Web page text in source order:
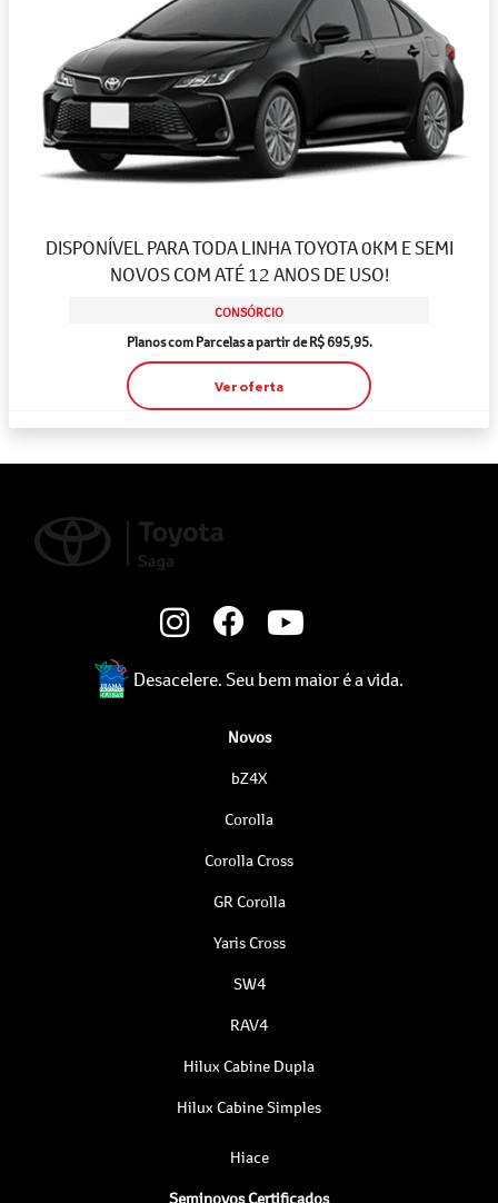
DISPONÍVEL PARA TODA LINHA TOYOTA 0KM E SEMI
NOVOS COM ATÉ 12 ANOS DE USO!
CONSÓRCIO
Planos com Parcelas a partir de R$ 695,95.
Ver oferta
Desacelere. Seu bem maior é a vida.
Novos
bZ4X
Corolla
Corolla Cross
GR Corolla
Yaris Cross
SW4
RAV4
Hilux Cabine Dupla
Hilux Cabine Simples
Hiace
Seminovos Certificados